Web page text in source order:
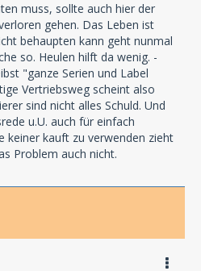
muss, sollte auch hier der
gehen. Das Leben ist
behaupten kann geht nunmal
so. Heulen hilft da wenig. -
"ganze Serien und Label
Vertriebsweg scheint also
sind nicht alles Schuld. Und
u.U. auch für einfach
keiner kauft zu verwenden zieht
Problem auch nicht.